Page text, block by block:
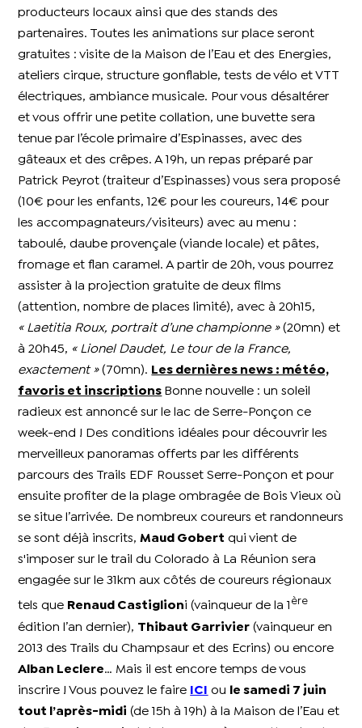
producteurs locaux ainsi que des stands des
partenaires. Toutes les animations sur place seront
gratuites : visite de la Maison de l’Eau et des Energies,
ateliers cirque, structure gonflable, tests de vélo et VTT
électriques, ambiance musicale. Pour vous désaltérer
et vous offrir une petite collation, une buvette sera
tenue par l’école primaire d’Espinasses, avec des
gâteaux et des crêpes. A 19h, un repas préparé par
Patrick Peyrot (traiteur d’Espinasses) vous sera proposé
(10€ pour les enfants, 12€ pour les coureurs, 14€ pour
les accompagnateurs/visiteurs) avec au menu :
taboulé, daube provençale (viande locale) et pâtes,
fromage et flan caramel. A partir de 20h, vous pourrez
assister à la projection gratuite de deux films
(attention, nombre de places limité), avec à 20h15,
« Laetitia Roux, portrait d’une championne »(20mn) et
à 20h45, « Lionel Daudet, Le tour de la France,
exactement »(70mn).
Les dernières news : météo,
favoris et inscriptions Bonne nouvelle : un soleil
radieux est annoncé sur le lac de Serre-Ponçon ce
week-end ! Des conditions idéales pour découvrir les
merveilleux panoramas offerts par les différents
parcours des Trails EDF Rousset Serre-Ponçon et pour
ensuite profiter de la plage ombragée de Bois Vieux où
se situe l’arrivée. De nombreux coureurs et randonneurs
se sont déjà inscrits,Maud Gobert qui vient de
s'imposer sur le trail du Colorado à La Réunion sera
engagée sur le 31km aux côtés de coureurs régionaux
tels que Renaud Castiglioni (vainqueur de la 1 ère
édition l’an dernier), Thibaut Garrivier (vainqueur en
2013 des Trails du Champsaur et des Ecrins) ou encore
Alban Leclere
… Mais il est encore temps de vous
inscrire ! Vous pouvez le faire
ICI ou
le samedi 7 juin
tout l’après-midi (de 15h à 19h) à la Maison de l’Eau et